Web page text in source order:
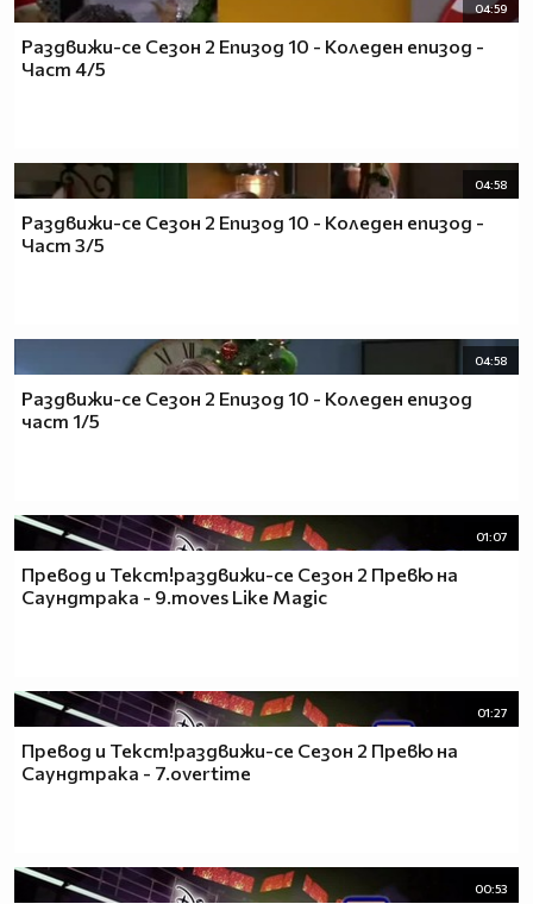
04:59
Раздвижи-се Сезон 2 Епизод 10 - Коледен епизод -
Част 4/5
04:58
Раздвижи-се Сезон 2 Епизод 10 - Коледен епизод -
Част 3/5
04:58
Раздвижи-се Сезон 2 Епизод 10 - Коледен епизод
част 1/5
01:07
Превод и Текст!раздвижи-се Сезон 2 Превю на
Саундтрака - 9.moves Like Magic
01:27
Превод и Текст!раздвижи-се Сезон 2 Превю на
Саундтрака - 7.overtime
00:53